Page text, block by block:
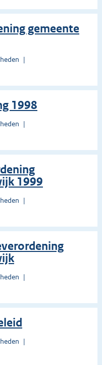
gemeente
1998
1999